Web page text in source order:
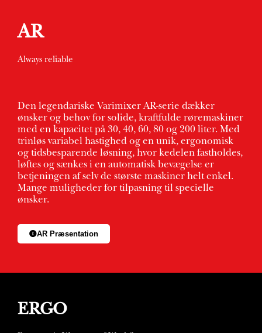
AR
Always reliable
Den legendariske Varimixer AR-serie dækker
ønsker og behov for solide, kraftfulde røremaskiner
med en kapacitet på 30, 40, 60, 80 og 200 liter. Med
trinløs variabel hastighed og en unik, ergonomisk
og tidsbesparende løsning, hvor kedelen fastholdes,
løftes og sænkes i en automatisk bevægelse er
betjeningen af selv de største maskiner helt enkel.
Mange muligheder for tilpasning til specielle
ønsker.
AR Præsentation
ERGO